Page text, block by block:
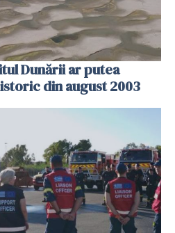
Dunării ar putea
din august 2003